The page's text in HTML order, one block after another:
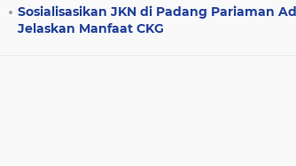
Sosialisasikan JKN di Padang Pariaman
Jelaskan Manfaat CKG